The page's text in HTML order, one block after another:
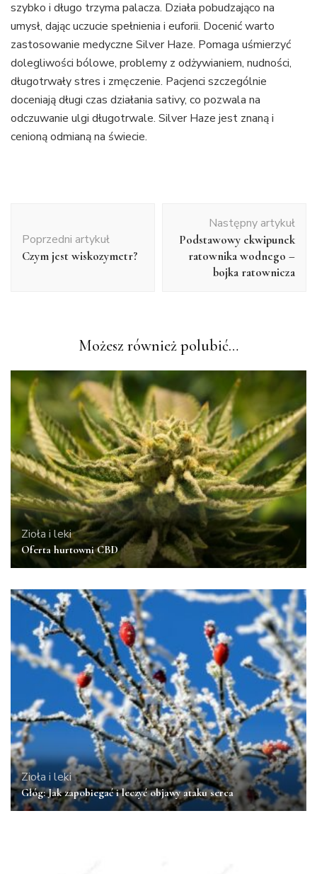
szybko i długo trzyma palacza. Działa pobudzająco na
umysł, dając uczucie spełnienia i euforii. Docenić warto
zastosowanie medyczne Silver Haze. Pomaga uśmierzyć
dolegliwości bólowe, problemy z odżywianiem, nudności,
długotrwały stres i zmęczenie. Pacjenci szczególnie
doceniają długi czas działania sativy, co pozwala na
odczuwanie ulgi długotrwale. Silver Haze jest znaną i
cenioną odmianą na świecie.
Poprzedni artykuł
Czym jest wiskozymetr?
Następny artykuł
Podstawowy ekwipunek
ratownika wodnego –
bojka ratownicza
Możesz również polubić…
Zioła i leki
Oferta hurtowni CBD
Zioła i leki
Głóg: Jak zapobiegać i leczyć objawy ataku serca